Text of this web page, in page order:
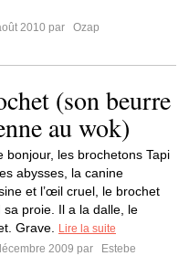
2010 par
Ozap
(son beurre
au wok)
bonjour, les brochetons Tapi
abysses, la canine
et l’œil cruel, le brochet
sa proie. Il a la dalle, le
Grave.
Lire la suite
2009 par
Estebe